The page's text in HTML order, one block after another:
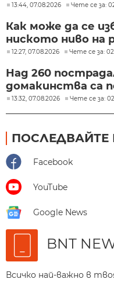
13:44, 07.08.2026 Чете се за:
Как може да се
ниското ниво на
12:27, 07.08.2026 Чете се за:
Над 260
домакинства са
13:32, 07.08.2026 Чете се за:
ПОСЛЕДВАЙТЕ
Facebook
YouTube
Google News
BNT
Всичко най-важно в